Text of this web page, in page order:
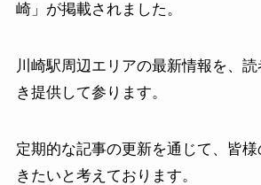
崎」が掲載されました。
川崎駅周辺エリアの最新情報を、
き提供して参ります。
定期的な記事の更新を通じて、皆
きたいと考えております。